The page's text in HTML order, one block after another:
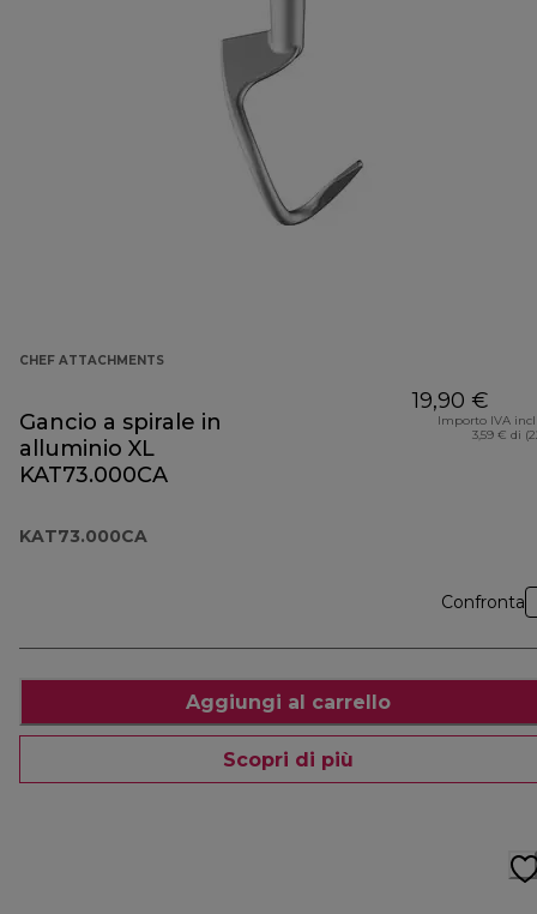
CHEF ATTACHMENTS
Gancio a spirale in
alluminio XL
KAT73.000CA
KAT73.000CA
19,90 €
Importo IVA
3,59 € di
Confronta
Aggiungi al carrello
Scopri di più